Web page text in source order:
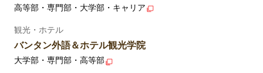
高等部・専門部・大学部・キャリア
観光・ホテル
バンタン外語＆ホテル観光学院
大学部・専門部・高等部